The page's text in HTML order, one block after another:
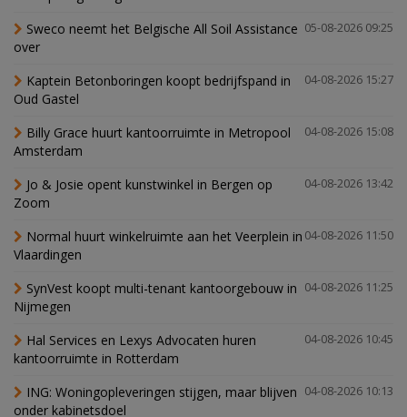
05-08-2026 09:25
Sweco neemt het Belgische All Soil Assistance
over
04-08-2026 15:27
Kaptein Betonboringen koopt bedrijfspand in
Oud Gastel
04-08-2026 15:08
Billy Grace huurt kantoorruimte in Metropool
Amsterdam
04-08-2026 13:42
Jo & Josie opent kunstwinkel in Bergen op
Zoom
04-08-2026 11:50
Normal huurt winkelruimte aan het Veerplein in
Vlaardingen
04-08-2026 11:25
SynVest koopt multi-tenant kantoorgebouw in
Nijmegen
04-08-2026 10:45
Hal Services en Lexys Advocaten huren
kantoorruimte in Rotterdam
04-08-2026 10:13
ING: Woningopleveringen stijgen, maar blijven
onder kabinetsdoel